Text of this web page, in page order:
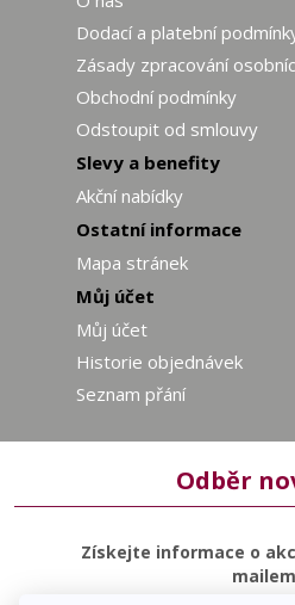
Dodací a platební
Zásady zpracování
Obchodní podmínky
Odstoupit od smlouvy
Slevy a benefity
Akční nabídky
Ostatní informace
Mapa stránek
Můj účet
Můj účet
Historie objednávek
Seznam přání
Odběr
Získejte informace o